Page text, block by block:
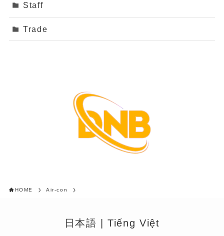
Staff
Trade
HOME Air-con
日本語 |Tiếng Việt